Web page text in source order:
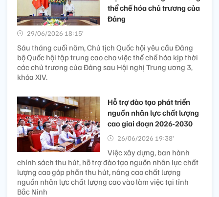
thể chế hóa chủ trương của
Đảng
29/06/2026 18:15’
Sáu tháng cuối năm, Chủ tịch Quốc hội yêu cầu Đảng
bộ Quốc hội tập trung cao cho việc thể chế hóa kịp thời
các chủ trương của Đảng sau Hội nghị Trung ương 3,
khóa XIV.
Hỗ trợ đào tạo phát triển
nguồn nhân lực chất lượng
cao giai đoạn 2026-2030
26/06/2026 19:38’
Việc xây dựng, ban hành
chính sách thu hút, hỗ trợ đào tạo nguồn nhân lực chất
lượng cao góp phần thu hút, nâng cao chất lượng
nguồn nhân lực chất lượng cao vào làm việc tại tỉnh
Bắc Ninh